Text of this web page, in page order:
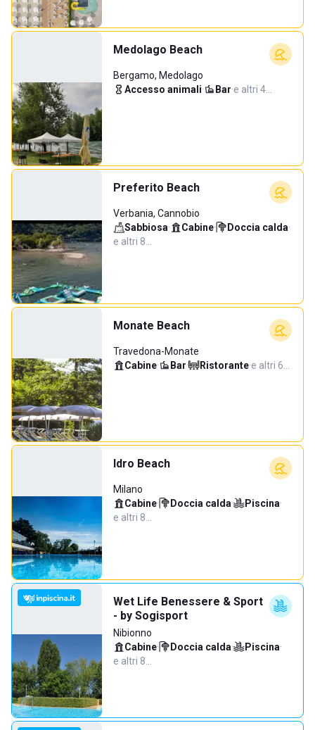
Medolago Beach
Bergamo, Medolago
Accesso animali· Bar·e altri 4…
Preferito Beach
Verbania, Cannobio
Sabbiosa· Cabine· Doccia calda·
e altri 8…
Monate Beach
Travedona-Monate
Cabine· Bar· Ristorante·e altri 6…
Idro Beach
Milano
Cabine· Doccia calda· Piscina·
e altri 8…
Wet Life Benessere & Sport
- by Sogisport
Nibionno
Cabine· Doccia calda· Piscina·
e altri 8…